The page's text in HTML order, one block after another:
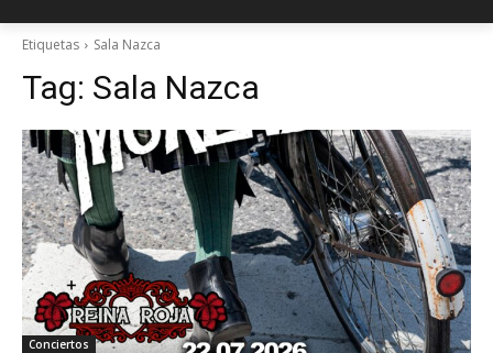
Etiquetas Sala Nazca
Tag: Sala Nazca
Conciertos